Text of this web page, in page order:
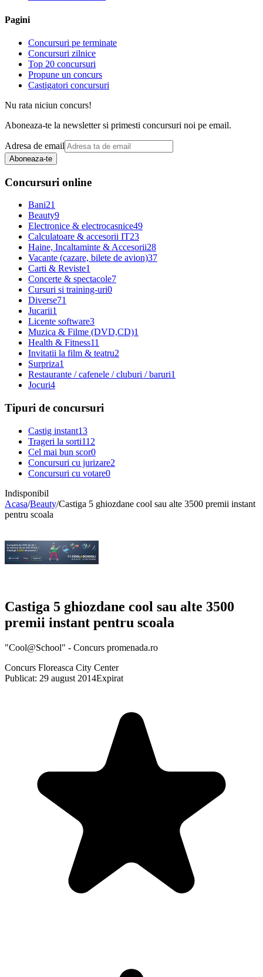
Pagini
Concursuri pe terminate
Concursuri zilnice
Top 20 concursuri
Propune un concurs
Castigatori concursuri
Nu rata niciun concurs!
Aboneaza-te la newsletter si primesti concursuri noi pe email.
Adresa de email
Aboneaza-te
Concursuri online
Bani21
Beauty9
Electronice & electrocasnice49
Calculatoare & accesorii IT23
Haine, Incaltaminte & Accesorii28
Vacante (cazare, bilete de avion)37
Carti & Reviste1
Concerte & spectacole7
Cursuri si training-uri0
Diverse71
Jucarii1
Licente software3
Muzica & Filme (DVD,CD)1
Health & Fitness11
Invitatii la film & teatru2
Surpriza1
Restaurante / cafenele / cluburi / baruri1
Jocuri4
Tipuri de concursuri
Castig instant13
Trageri la sorti112
Cel mai bun scor0
Concursuri cu jurizare2
Concursuri cu votare0
Indisponibil
Acasa/Beauty/Castiga 5 ghiozdane cool sau alte 3500 premii instant
pentru scoala
Castiga 5 ghiozdane cool sau alte 3500
premii instant pentru scoala
"Cool@School" - Concurs promenada.ro
Concurs Floreasca City Center
Publicat: 29 august 2014Expirat